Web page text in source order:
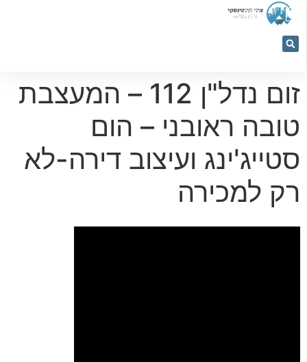
053-
5366884
זום נדל"ן 112 – המעצבת
טובה ראובני – הום
סטייג'ינג ועיצוב דירה-לא
רק למכירה